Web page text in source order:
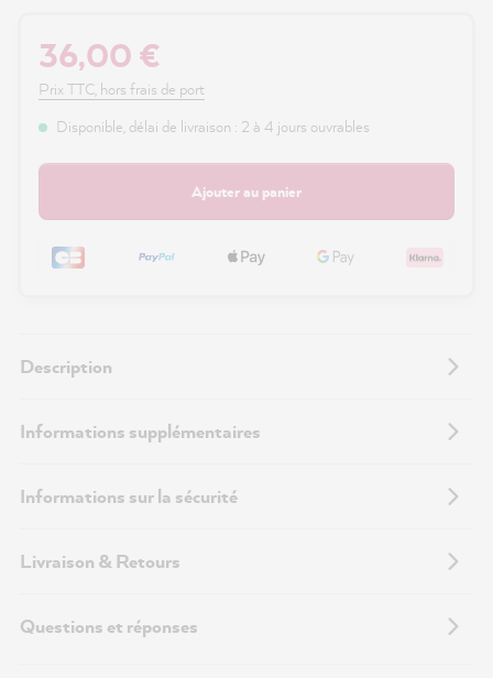
36,00 €
Prix TTC, hors frais de port
Disponible, délai de livraison : 2 à 4 jours ouvrables
Ajouter au panier
Description
Informations supplémentaires
Informations sur la sécurité
Livraison & Retours
Questions et réponses